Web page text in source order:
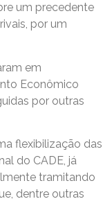
um precedente
por um
em
Econômico
por outras
flexibilização das
do CADE, já
tramitando
dentre outras